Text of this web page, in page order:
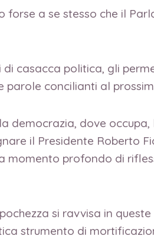
a se stesso che il
casacca politica, gli
parole concilianti al
democrazia, dove
il Presidente Roberto
profondo di
si ravvisa in
strumento di